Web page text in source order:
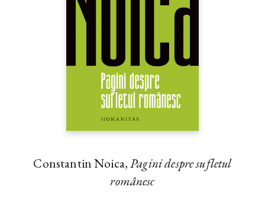
Constantin Noica,Pagini despre sufletul
românesc